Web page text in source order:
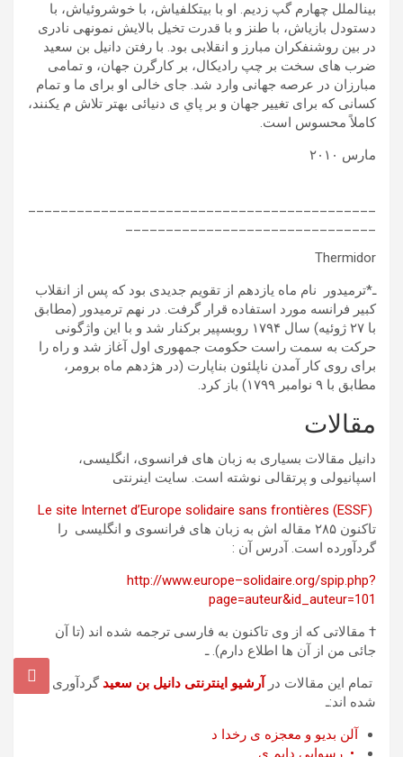
بينالملل چھارم گپ زديم. او با بیتکلفیاش، با خوشروئیاش، با
دستودل بازیاش، با طنز و با قدرت تخيل بالايش نمونهی نادری
در بين روشنفکران مبارز و انقلابی بود. با رفتن دانيل بن سعيد
ضرب های سخت بر چپ راديکال، بر کارگرن جھان، و تمامی
مبارزان در عرصه جھانی وارد شد. جای خالی او برای ما و تمام
کسانی که برای تغيير جھان و بر پاي ی دنيائی بھتر تلاش م یکنند،
کاملاً محسوس است.
مارس ٢٠١٠
Thermidor
ـ*ترميدور نام ماه يازدھم از تقويم جديدی بود که پس از انقلاب
کبير فرانسه مورد استفاده قرار گرفت. در نھم ترميدور (مطابق
با ٢٧ ژوئيه) سال ١٧٩۴ روبسپير برکنار شد و با اين واژگونی
حرکت به سمت راست حکومت جمھوری اول آغاز شد و راه را
برای روی کار آمدن ناپلئون بناپارت (در ھژدھم ماه برومر،
مطابق با ٩ نوامبر ١٧٩٩) باز کرد.
مقالات
دانيل مقالات بسياری به زبان ھای فرانسوی، انگليسی،
اسپانيولی و پرتقالی نوشته است. سايت اينرنتی
(
Le site Internet d’Europe solidaire sans frontières (ESSF
تاکنون ٢٨۵ مقاله اش به زبان ھای فرانسوی و انگليسی را
گردآورده است. آدرس آن :
http://www.europe–solidaire.org/spip.php?
page=auteur&id auteur=101
† مقالاتی که از وی تاکنون به فارسی ترجمه شده اند (تا آن
جائی من از آن ھا اطلاع دارم). ـ
تمام اين مقالات در
ر شيو ينتر نتی د نيل بن سعيد گردآوری
شده اند:ـ
آلن بديو و معجز ه ی ر خدا د
• ر سوايی دايم ی